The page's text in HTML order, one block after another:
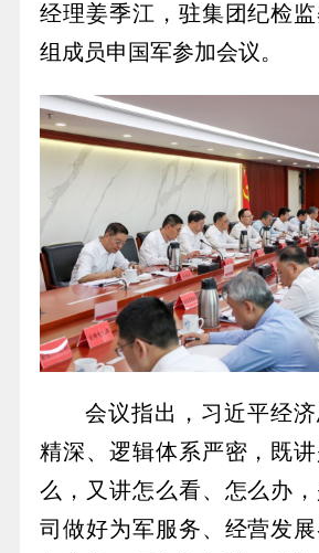
经理姜季江，驻集团纪检
组成员申国军参加会议。
会议指出，习近平经济
精深、逻辑体系严密，既
么，又讲怎么看、怎么办
司做好为军服务、经营发